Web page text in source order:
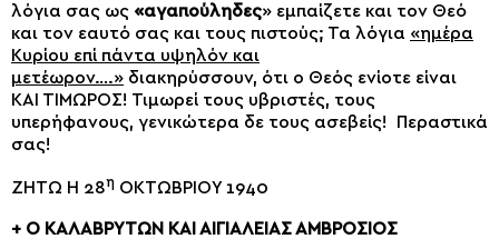
λόγια σας ως «αγαπούληδες» εμπαίζετε και τον Θεό
και τον εαυτό σας και τους πιστούς; Τα λόγια «ημέρα
Κυρίου επί πάντα υψηλόν και
μετέωρον….» διακηρύσσουν, ότι ο Θεός ενίοτε είναι
ΚΑΙ ΤΙΜΩΡΟΣ! Τιμωρεί τους υβριστές, τους
υπερήφανους, γενικώτερα δε τους ασεβείς! Περαστικά
σας!
ΖΗΤΩ Η 28η ΟΚΤΩΒΡΙΟΥ 1940
+ Ο ΚΑΛΑΒΡΥΤΩΝ ΚΑΙ ΑΙΓΙΑΛΕΙΑΣ ΑΜΒΡΟΣΙΟΣ